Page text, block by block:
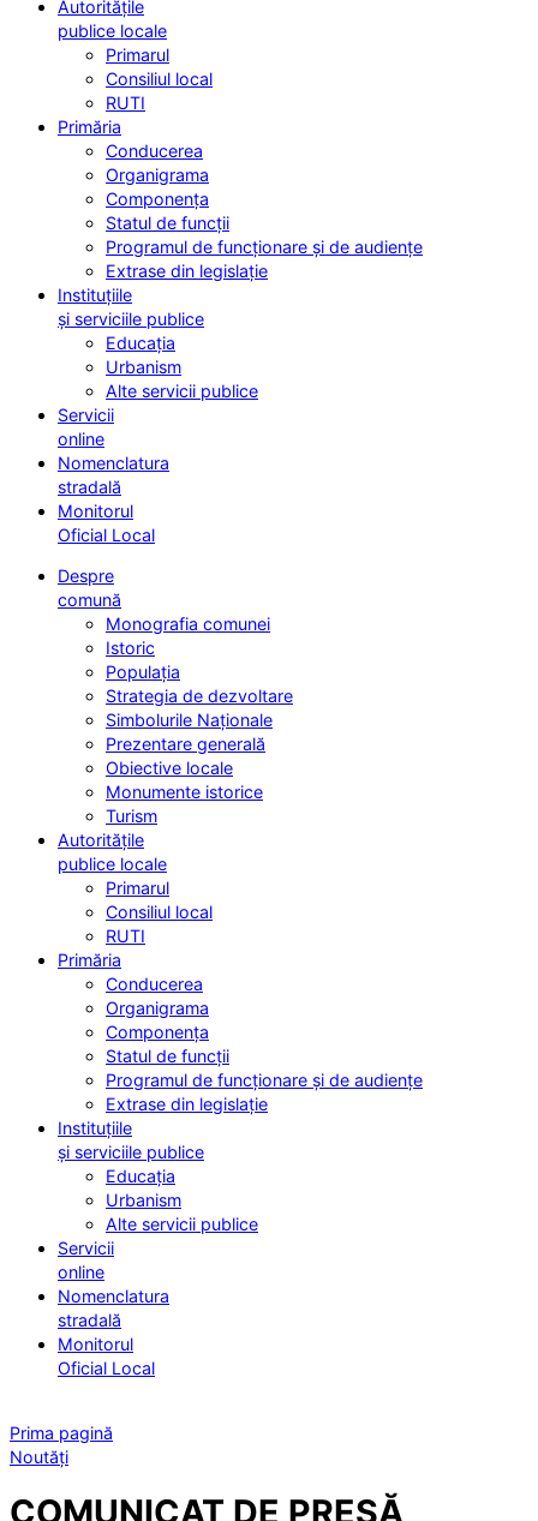
Autoritățile
publice locale
Primarul
Consiliul local
RUTI
Primăria
Conducerea
Organigrama
Componența
Statul de funcții
Programul de funcționare și de audiențe
Extrase din legislație
Instituțiile
și serviciile publice
Educația
Urbanism
Alte servicii publice
Servicii
online
Nomenclatura
stradală
Monitorul
Oficial Local
Despre
comună
Monografia comunei
Istoric
Populația
Strategia de dezvoltare
Simbolurile Naționale
Prezentare generală
Obiective locale
Monumente istorice
Turism
Autoritățile
publice locale
Primarul
Consiliul local
RUTI
Primăria
Conducerea
Organigrama
Componența
Statul de funcții
Programul de funcționare și de audiențe
Extrase din legislație
Instituțiile
și serviciile publice
Educația
Urbanism
Alte servicii publice
Servicii
online
Nomenclatura
stradală
Monitorul
Oficial Local
Prima pagină
Noutăți
COMUNICAT DE PRESĂ